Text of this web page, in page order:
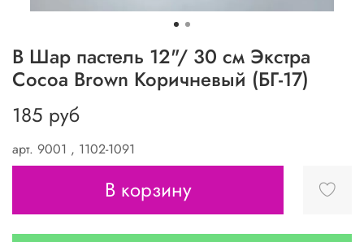
арт. 9001 , 1102-1091
В Шар пастель 12"/ 30 см Экстра
Cocoa Brown Коричневый (БГ-17)
185 руб
В корзину